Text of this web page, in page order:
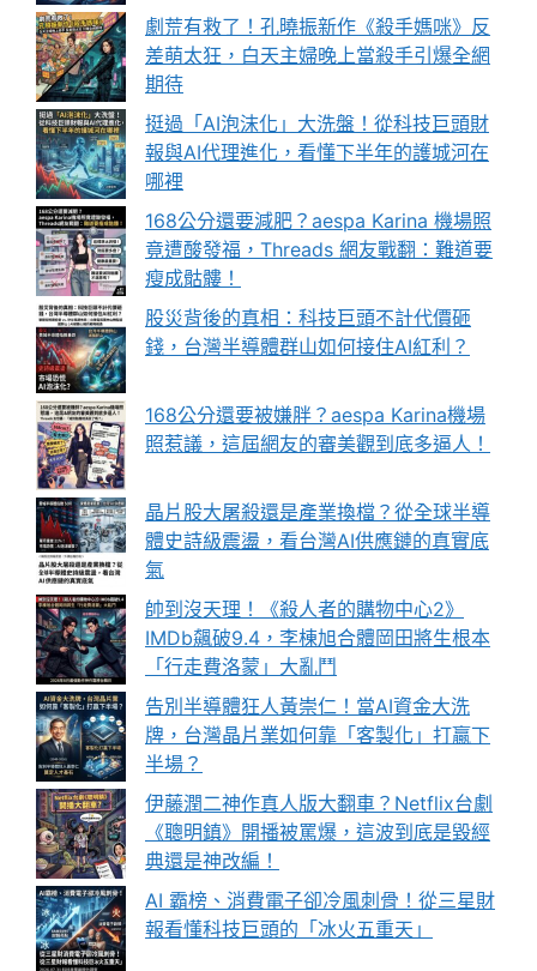
劇荒有救了！孔曉振新作《殺手媽咪》反
差萌太狂，白天主婦晚上當殺手引爆全網
期待
挺過「AI泡沫化」大洗盤！從科技巨頭財
報與AI代理進化，看懂下半年的護城河在
哪裡
168公分還要減肥？aespa Karina 機場照
竟遭酸發福，Threads 網友戰翻：難道要
瘦成骷髏！
股災背後的真相：科技巨頭不計代價砸
錢，台灣半導體群山如何接住AI紅利？
168公分還要被嫌胖？aespa Karina機場
照惹議，這屆網友的審美觀到底多逼人！
晶片股大屠殺還是產業換檔？從全球半導
體史詩級震盪，看台灣AI供應鏈的真實底
氣
帥到沒天理！《殺人者的購物中心2》
IMDb飆破9.4，李棟旭合體岡田將生根本
「行走費洛蒙」大亂鬥
告別半導體狂人黃崇仁！當AI資金大洗
牌，台灣晶片業如何靠「客製化」打贏下
半場？
伊藤潤二神作真人版大翻車？Netflix台劇
《聰明鎮》開播被罵爆，這波到底是毀經
典還是神改編！
AI 霸榜、消費電子卻冷風刺骨！從三星財
報看懂科技巨頭的「冰火五重天」